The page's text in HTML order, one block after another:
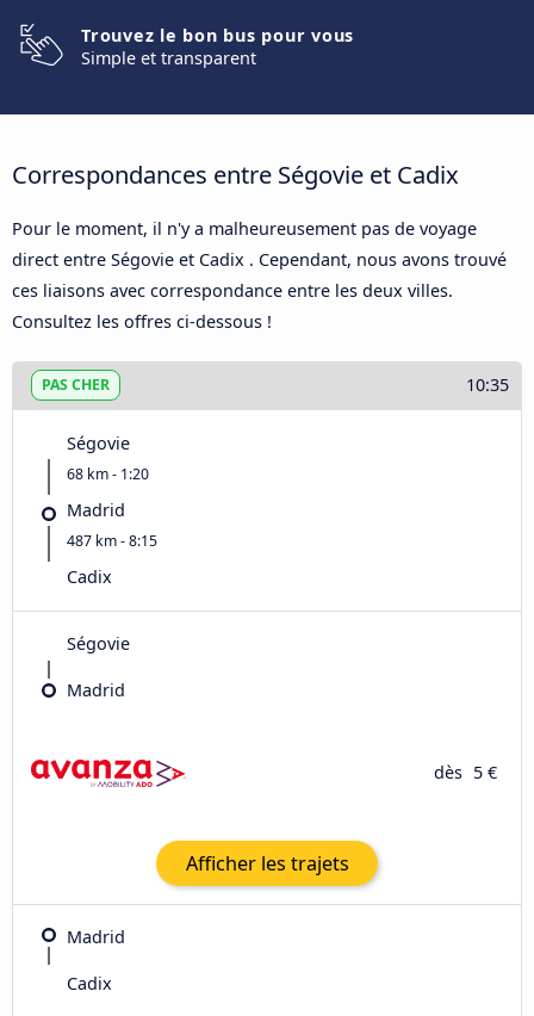
Trouvez le bon bus pour vous
Simple et transparent
Correspondances entre Ségovie et Cadix
Pour le moment, il n'y a malheureusement pas de voyage
direct entre Ségovie et Cadix . Cependant, nous avons trouvé
ces liaisons avec correspondance entre les deux villes.
Consultez les offres ci-dessous !
PAS CHER 10:35
Ségovie
68 km - 1:20
Madrid
487 km - 8:15
Cadix
Ségovie
Madrid
dès 5 €
Afficher les trajets
Madrid
Cadix